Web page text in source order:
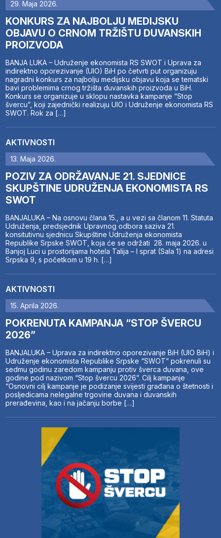
29. Maja 2026.
KONKURS ZA NAJBOLJU MEDIJSKU
OBJAVU O CRNOM TRŽIŠTU DUVANSKIH
PROIZVODA
BANJA LUKA – Udruženje ekonomista RS SWOT i Uprava za
indirektno oporezivanje (UIO) BiH po četvrti put organizuju
nagradni konkurs za najbolju medijsku objavu koja se tematski
bavi problemima crnog tržišta duvanskih proizvoda u BiH.
Konkurs se organizuje u sklopu nastavka kampanje “Stop
švercu”, koji zajednički realizuju UIO i Udruženje ekonomista RS
SWOT. Rok za […]
AKTIVNOSTI
13. Maja 2026.
POZIV ZA ODRŽAVANJE 21. SJEDNICE
SKUPŠTINE UDRUŽENJA EKONOMISTA RS
SWOT
BANJALUKA – Na osnovu člana 15., a u vezi sa članom 11. Statuta
Udruženja, predsjednik Upravnog odbora saziva 21.
konsitutivnu sjednicu Skupštine Udruženja ekonomista
Republike Srpske SWOT, koja će se održati 28. maja 2026. u
Banjoj Luci u prostorijama hotela Talija – I sprat (Sala 1) na adresi
Srpska 9, s početkom u 19 h. […]
AKTIVNOSTI
15. Aprila 2026.
POKRENUTA KAMPANJA “STOP ŠVERCU
2026”
BANJALUKA – Uprava za indirektno oporezivanje BiH (UIO BiH) i
Udruženje ekonomista Republike Srpske “SWOT” pokrenuli su
sedmu godinu zaredom kampanju protiv šverca duvana, ove
godine pod nazivom “Stop švercu 2026”. Cilj kampanje
“Osnovni cilj kampanje je podizanje svijesti građana o štetnosti i
posljedicama nelegalne trgovine duvana i duvanskih
prerađevina, kao i na jačanju borbe […]